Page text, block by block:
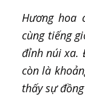
Hương hoa
cùng tiếng
đỉnh núi xa.
còn là
thấy sự